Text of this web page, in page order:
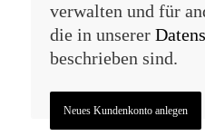
verwalten und für
die in unserer
beschrieben sind.
Neues Kundenkonto anlegen